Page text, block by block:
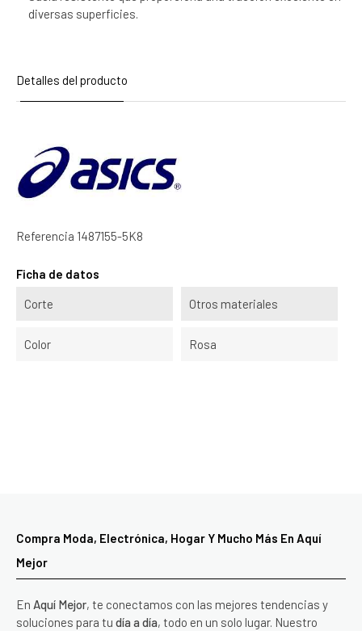
diversas superficies.
Detalles del producto
Referencia 1487155-5K8
Ficha de datos
Corte Otros materiales
Color Rosa
Compra Moda, Electrónica, Hogar Y Mucho Más En Aquí
Mejor
En Aquí Mejor, te conectamos con las mejores tendencias y
soluciones para tu día a día, todo en un solo lugar. Nuestro